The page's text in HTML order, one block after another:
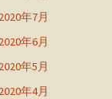
2020年7月
2020年6月
2020年5月
2020年4月